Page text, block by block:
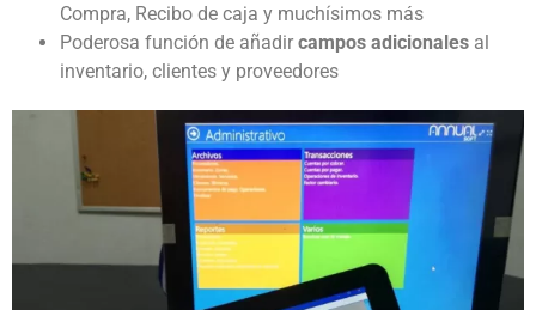
Compra, Recibo de caja y muchísimos más
Poderosa función de añadir campos adicionales al
inventario, clientes y proveedores